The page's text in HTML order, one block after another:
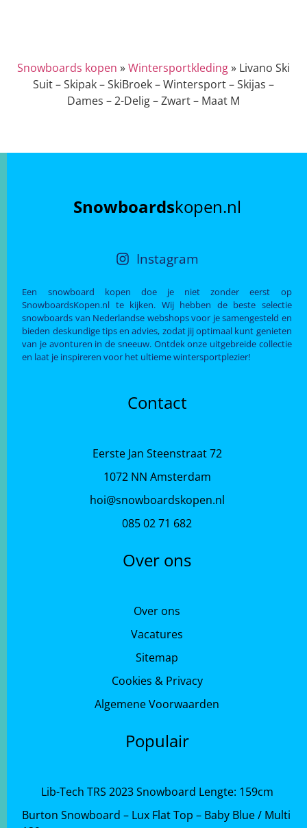
Snowboards kopen »Wintersportkleding» Livano Ski
Suit – Skipak – SkiBroek – Wintersport – Skijas –
Dames – 2-Delig – Zwart – Maat M
Snowboardskopen.nl
Instagram
Een snowboard kopen doe je niet zonder eerst op
SnowboardsKopen.nl te kijken. Wij hebben de beste selectie
snowboards van Nederlandse webshops voor je samengesteld en
bieden deskundige tips en advies, zodat jij optimaal kunt genieten
van je avonturen in de sneeuw. Ontdek onze uitgebreide collectie
en laat je inspireren voor het ultieme wintersportplezier!
Contact
Eerste Jan Steenstraat 72
1072 NN Amsterdam
hoi@snowboardskopen.nl
085 02 71 682
Over ons
Over ons
Vacatures
Sitemap
Cookies & Privacy
Algemene Voorwaarden
Populair
Lib-Tech TRS 2023 Snowboard Lengte: 159cm
Burton Snowboard – Lux Flat Top – Baby Blue / Multi